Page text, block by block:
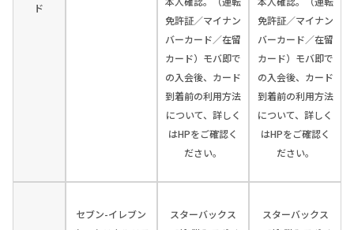
ド
免許証／マイナン
バーカード／在留
カード）モバ即で
の入会後、カード
到着前の利用方法
について、詳しく
はHPをご確認く
ださい。
免許証／マイナン
バーカード／在留
カード）モバ即で
の入会後、カード
到着前の利用方法
について、詳しく
はHPをご確認く
ださい。
セブン-イレブン
スターバックス
スターバックス